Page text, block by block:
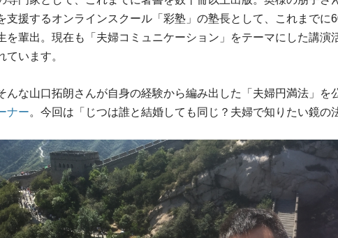
支援するオンラインスクール「彩塾」の塾長として、これまでに
を輩出。現在も「夫婦コミュニケーション」をテーマにした講演
ています。
んな山口拓朗さんが自身の経験から編み出した「夫婦円満法」を
ナー。今回は「じつは誰と結婚しても同じ？夫婦で知りたい鏡の